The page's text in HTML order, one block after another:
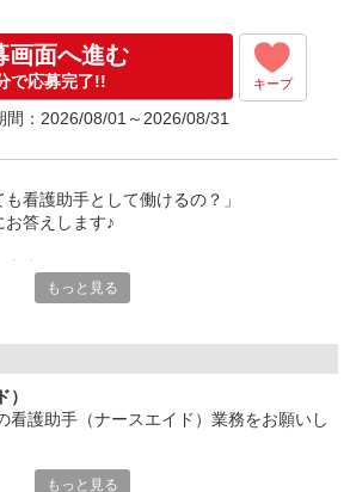
画面へ進む
で応募完了!! キープ
間：2026/08/01～2026/08/31
も看護助手として働けるの？」
答えします♪
、医療系の学歴に関しても問われません。
トOK◆◇
厚い研修制度でしっかりカバーするの
業務に励めますよ。
もっと見る
看護助手（ナースエイド）業務をお願いし
もっと見る